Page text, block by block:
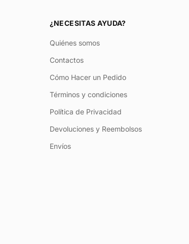
¿NECESITAS AYUDA?
Quiénes somos
Contactos
Cómo Hacer un Pedido
Términos y condiciones
Política de Privacidad
Devoluciones y Reembolsos
Envíos